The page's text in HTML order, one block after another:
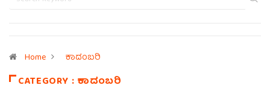
Home ಕಾದಂಬರಿ
CATEGORY : ಕಾದಂಬರಿ